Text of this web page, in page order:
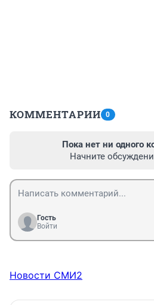
КОММЕНТАРИИ 0
Пока нет ни одного
Начните
Гость
Войти
Новости СМИ2